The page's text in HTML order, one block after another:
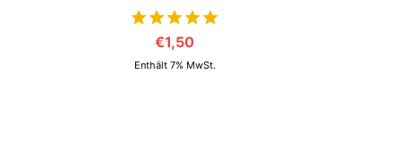
von 5
€1,50
Enthält 7% MwSt.